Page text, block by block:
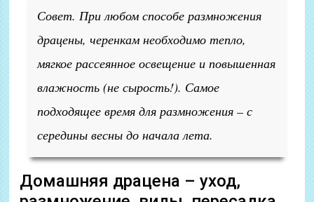
Совет. При любом способе размножения
драцены, черенкам необходимо тепло,
мягкое рассеянное освещение и повышенная
влажность (не сырость!). Самое
подходящее время для размножения – с
середины весны до начала лета.
Домашняя драцена – уход,